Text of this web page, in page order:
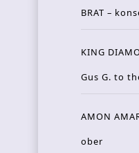
BRAT –
KING
Gus G. to
AMON
ober